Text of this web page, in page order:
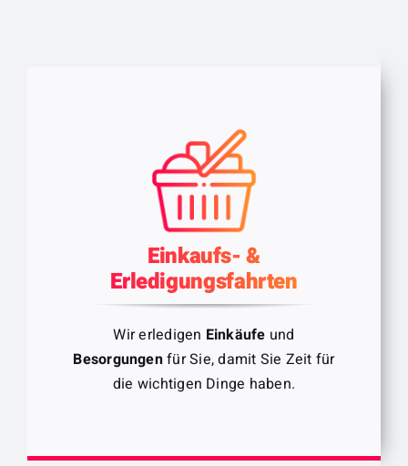
Einkaufs- &
Erledigungsfahrten
Wir erledigen Einkäufe und
Besorgungenfür Sie, damit Sie Zeit für
die wichtigen Dinge haben.